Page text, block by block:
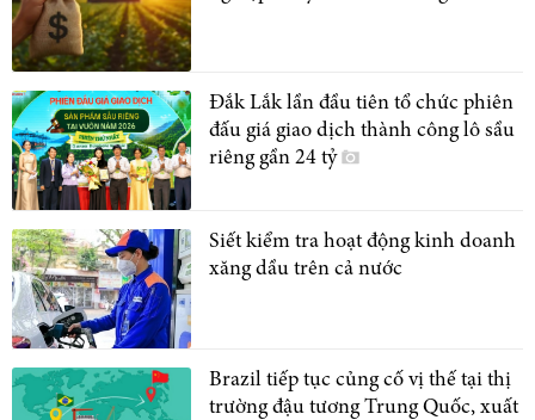
Đắk Lắk lần đầu tiên tổ chức phiên
đấu giá giao dịch thành công lô sầu
riêng gần 24 tỷ
Siết kiểm tra hoạt động kinh doanh
xăng dầu trên cả nước
Brazil tiếp tục củng cố vị thế tại thị
trường đậu tương Trung Quốc, xuất